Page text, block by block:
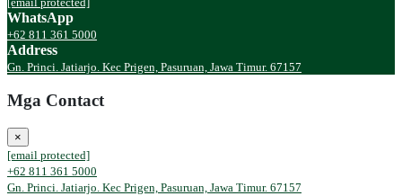
WhatsApp
+62 811 361 5000
Address
Gn. Princi. Jatiarjo. Kec Prigen, Pasuruan, Jawa Timur. 67157
Mga Contact
×
[email protected]
+62 811 361 5000
Gn. Princi. Jatiarjo. Kec Prigen, Pasuruan, Jawa Timur. 67157